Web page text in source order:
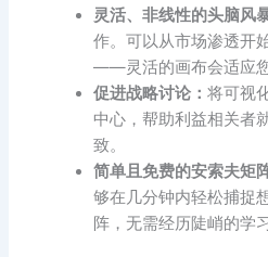
灵活、非线性的头脑风
作。可以从市场渗透开
——灵活的画布会适应您
促进战略讨论：将可视
中心，帮助利益相关者
致。
简单且免费的安索夫矩
够在几分钟内轻松捕捉
阵，无需经历陡峭的学